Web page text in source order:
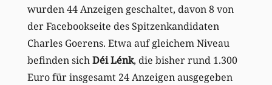
wurden 44 Anzeigen geschaltet, davon 8 von
der Facebookseite des Spitzenkandidaten
Charles Goerens. Etwa auf gleichem Niveau
befinden sichDéi Lénk, die bisher rund 1.300
Euro für insgesamt 24 Anzeigen ausgegeben